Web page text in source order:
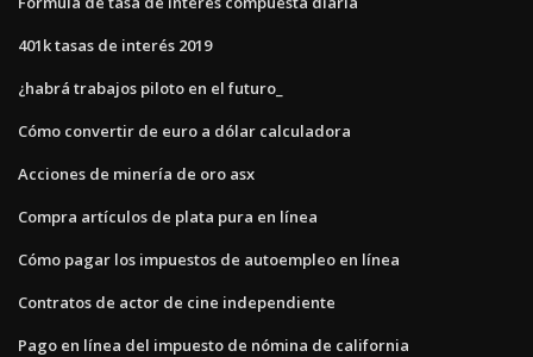
401k tasas de interés 2019
¿habrá trabajos piloto en el futuro_
Cómo convertir de euro a dólar calculadora
Acciones de minería de oro asx
Compra artículos de plata pura en línea
Cómo pagar los impuestos de autoempleo en línea
Contratos de actor de cine independiente
Pago en línea del impuesto de nómina de california